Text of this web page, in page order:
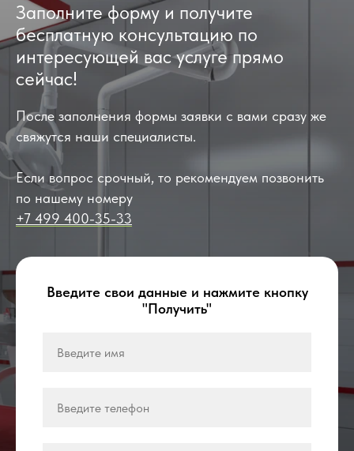
Заполните форму и получите
бесплатную консультацию по
интересующей вас услуге прямо
сейчас!
После заполнения формы заявки с вами сразу же
свяжутся наши специалисты.
Если вопрос срочный, то рекомендуем позвонить
по нашему номеру
+7 499 400-35-33
Введите свои данные и нажмите кнопку
"Получить"